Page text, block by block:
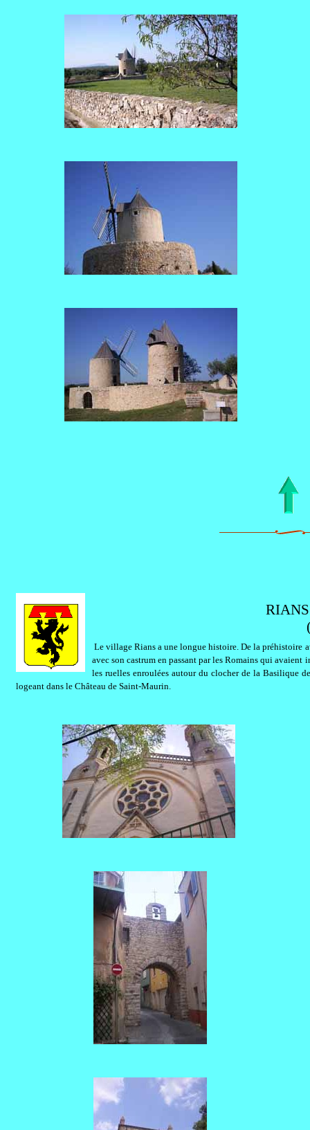
Le village Rians a une longue histoire. De la préhistoire
avec son castrum en passant par les Romains qui
les ruelles enroulées autour du clocher de la Basilique
logeant dans le Château de Saint-Maurin.